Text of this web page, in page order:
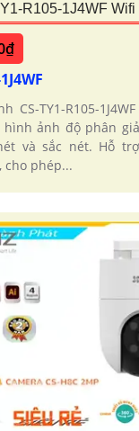
R105-1J4WF
CS-TY1-R105-
ảnh độ phân
và sắc nét. Hỗ
cho phép...